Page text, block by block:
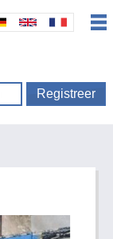
Registreer